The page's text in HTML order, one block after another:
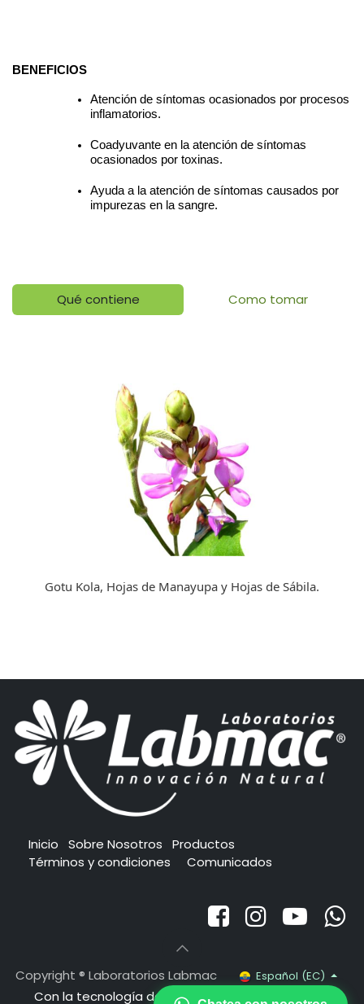
BENEFICIOS
Atención de síntomas ocasionados por procesos
inflamatorios.
Coadyuvante en la atención de síntomas
ocasionados por toxinas.
Ayuda a la atención de síntomas causados por
impurezas en la sangre.
Qué contiene Como tomar
Gotu Kola, Hojas de Manayupa y Hojas de Sábila.
Inicio Sobre Nosotros
Productos
Términos y condiciones
Comunicados
Copyright ® Laboratorios Labmac Español (EC)
Con la tecnología de - El mejor Comercio